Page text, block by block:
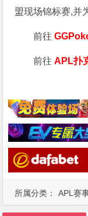
所属分类： APL赛
盟现场锦标赛,并
前往
前往APL扑